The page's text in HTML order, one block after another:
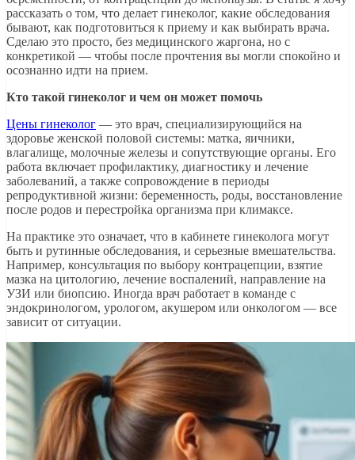
рассказать о том, что делает гинеколог, какие обследования
бывают, как подготовиться к приему и как выбирать врача.
Сделаю это просто, без медицинского жаргона, но с
конкретикой — чтобы после прочтения вы могли спокойно и
осознанно идти на прием.
Кто такой гинеколог и чем он может помочь
Цены гинеколог — это врач, специализирующийся на
здоровье женской половой системы: матка, яичники,
влагалище, молочные железы и сопутствующие органы. Его
работа включает профилактику, диагностику и лечение
заболеваний, а также сопровождение в периоды
репродуктивной жизни: беременность, роды, восстановление
после родов и перестройка организма при климаксе.
На практике это означает, что в кабинете гинеколога могут
быть и рутинные обследования, и серьезные вмешательства.
Например, консультация по выбору контрацепции, взятие
мазка на цитологию, лечение воспалений, направление на
УЗИ или биопсию. Иногда врач работает в команде с
эндокринологом, урологом, акушером или онкологом — все
зависит от ситуации.